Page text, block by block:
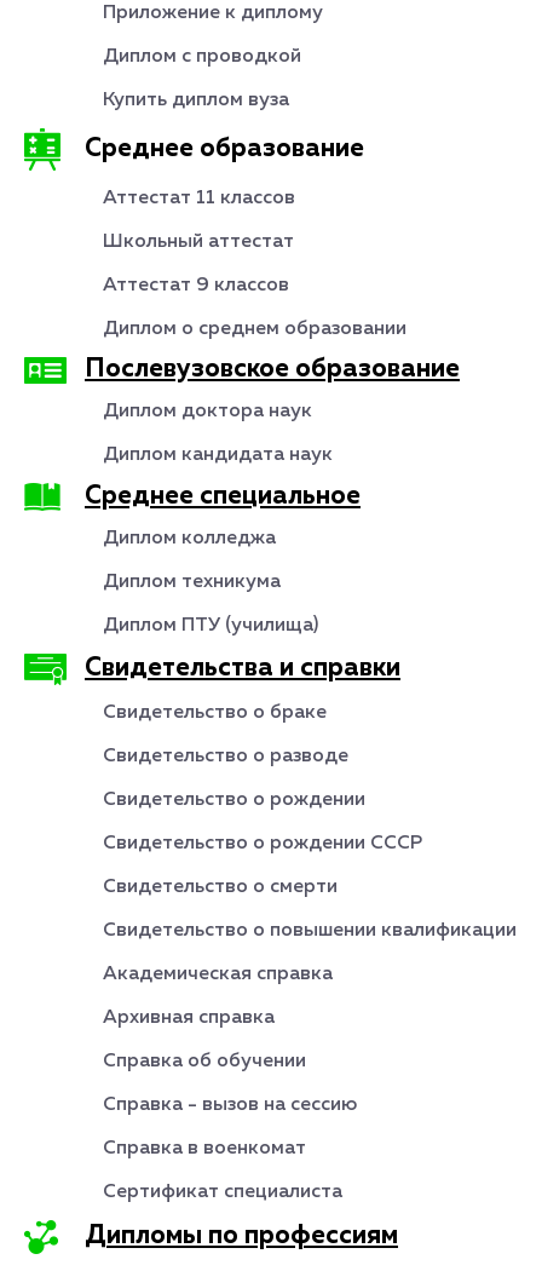
Приложение к диплому
Диплом с проводкой
Купить диплом вуза
Среднее образование
Аттестат 11 классов
Школьный аттестат
Аттестат 9 классов
Диплом о среднем образовании
Послевузовское образование
Диплом доктора наук
Диплом кандидата наук
Среднее специальное
Диплом колледжа
Диплом техникума
Диплом ПТУ (училища)
Свидетельства и справки
Свидетельство о браке
Свидетельство о разводе
Свидетельство о рождении
Свидетельство о рождении СССР
Свидетельство о смерти
Свидетельство о повышении квалификации
Академическая справка
Архивная справка
Справка об обучении
Справка - вызов на сессию
Справка в военкомат
Сертификат специалиста
Дипломы по профессиям